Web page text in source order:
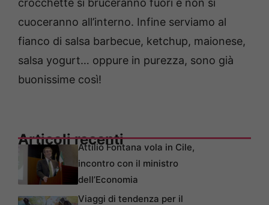
crocchette si bruceranno fuori e non si
cuoceranno all’interno. Infine serviamo al
fianco di salsa barbecue, ketchup, maionese,
salsa yogurt… oppure in purezza, sono già
buonissime così!
Articoli recentiAttilio Fontana vola in Cile,
incontro con il ministro
dell’Economia
Viaggi di tendenza per il